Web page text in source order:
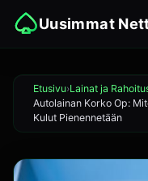
Uusimmat
Etusivu Lainat ja
Autolainan Korko Op:
Kulut Pienennetään